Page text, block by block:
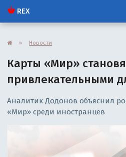
REX
» Новости
Карты «Мир»
привлекательными
Аналитик Додонов объяснил
«Мир» среди иностранцев